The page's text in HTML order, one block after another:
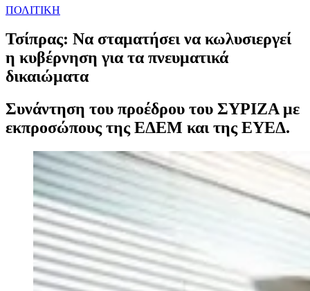
ΠΟΛΙΤΙΚΗ
Τσίπρας: Να σταματήσει να κωλυσιεργεί
η κυβέρνηση για τα πνευματικά
δικαιώματα
Συνάντηση του προέδρου του ΣΥΡΙΖΑ με
εκπροσώπους της ΕΔΕΜ και της ΕΥΕΔ.